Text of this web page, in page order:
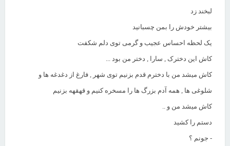
لبخند زد
بیشتر خودش را بمن چسبانید
یک لحظه احساس عجیب و گرمی توی دلم شکفت
کاش این دخترک , سارا , دختر من بود ...
کاش میشد من با دخترم قدم بزنیم توی شهر , فارغ از دغدغه ها و
شلوغی ها , همه آدم بزرگ ها را مسخره کنیم و قهقهه بزنیم
کاش میشد من و ..
دستم را کشید
- جونم ؟